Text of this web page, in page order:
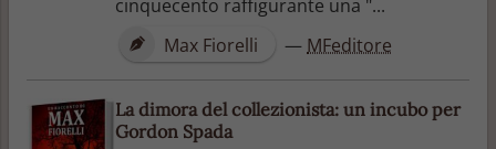
cinquecento raffigurante una "...
Max Fiorelli
— MFeditore
La dimora del collezionista: un incubo per
Gordon Spada